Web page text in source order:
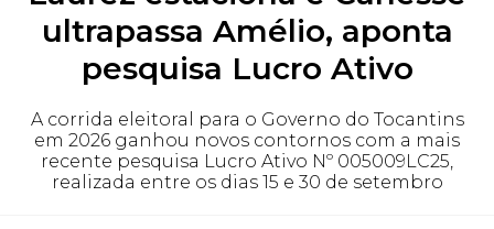
ultrapassa Amélio, aponta
pesquisa Lucro Ativo
A corrida eleitoral para o Governo do Tocantins
em 2026 ganhou novos contornos com a mais
recente pesquisa Lucro Ativo Nº 005009LC25,
realizada entre os dias 15 e 30 de setembro